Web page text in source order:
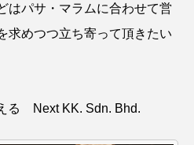
はパサ・マラムに合わせて営
求めつつ立ち寄って頂きたい
る Next KK. Sdn. Bhd.